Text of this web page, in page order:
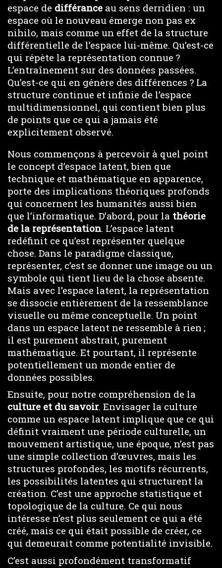
espace de différance au sens derridien : un
espace où le nouveau émerge non pas ex
nihilo, mais comme un effet de la structure
différentielle de l’espace lui-même. Qu’est-ce
qui répète la représentation connue ?
L’entraînement sur des données passées.
Qu’est-ce qui en génère des différences ? La
structure continue et infinie de l’espace
multidimensionnel, qui contient bien plus
de points que ce qui a jamais été
explicitement observé.
Nous commençons à percevoir à quel point
le concept d’espace latent, bien que
technique et mathématique en apparence,
porte des implications théoriques profonds
qui concernent les humanités aussi bien
que l’informatique. D’abord, pour la théorie
de la représentation. L’espace latent
redéfinit ce qu’est représenter quelque
chose. Dans le paradigme classique,
représenter, c’est se donner une image ou un
symbole qui tient lieu de la chose absente.
Mais avec l’espace latent, la représentation
se dissocie entièrement de la ressemblance
visuelle ou même conceptuelle. Un point
dans un espace latent ne ressemble à rien ;
il est purement abstrait, purement
mathématique. Et pourtant, il représente
potentiellement un monde entier de
données possibles.
Ensuite, pour notre compréhension de la
culture et du savoir. Envisager la culture
comme un espace latent implique que ce qui
définit vraiment une période culturelle, un
mouvement artistique, une époque, n’est pas
une simple collection d’œuvres, mais les
structures profondes, les motifs récurrents,
les possibilités latentes qui structurent la
création. C’est une approche statistique et
topologique de la culture. Ce qui nous
intéresse n’est plus seulement ce qui a été
créé, mais ce qui était possible de créer, ce
qui demeurait comme potentialité invisible.
C’est aussi profondément transformatif